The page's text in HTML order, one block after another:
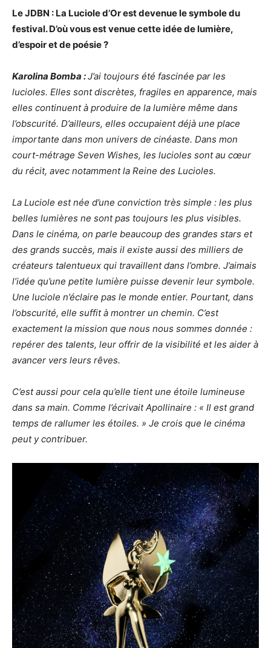
Le JDBN : La Luciole d’Or est devenue le symbole du
festival. D’où vous est venue cette idée de lumière,
d’espoir et de poésie ?
Karolina Bomba :J’ai toujours été fascinée par les
lucioles. Elles sont discrètes, fragiles en apparence, mais
elles continuent à produire de la lumière même dans
l’obscurité. D’ailleurs, elles occupaient déjà une place
importante dans mon univers de cinéaste. Dans mon
court-métrage Seven Wishes, les lucioles sont au cœur
du récit, avec notamment la Reine des Lucioles.
La Luciole est née d’une conviction très simple : les plus
belles lumières ne sont pas toujours les plus visibles.
Dans le cinéma, on parle beaucoup des grandes stars et
des grands succès, mais il existe aussi des milliers de
créateurs talentueux qui travaillent dans l’ombre. J’aimais
l’idée qu’une petite lumière puisse devenir leur symbole.
Une luciole n’éclaire pas le monde entier. Pourtant, dans
l’obscurité, elle suffit à montrer un chemin. C’est
exactement la mission que nous nous sommes donnée :
repérer des talents, leur offrir de la visibilité et les aider à
avancer vers leurs rêves.
C’est aussi pour cela qu’elle tient une étoile lumineuse
dans sa main. Comme l’écrivait Apollinaire : « Il est grand
temps de rallumer les étoiles. » Je crois que le cinéma
peut y contribuer.